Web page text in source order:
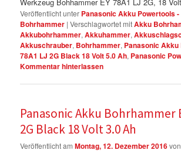
Veröffentlicht unter Panasonic Akku Powertools
Bohrhammer |Verschlagwortet mitAkku
Akkubohrhammer,Akkuhammer,
Akkuschrauber, Bohrhammer, Panasonic
78A1 LJ 2G Black 18 Volt 5.0 Ah, Panasonic
Kommentar hinterlassen
Panasonic Akku Bohrhammer
2G Black 18 Volt 3.0 Ah
Veröffentlicht amMontag, 12. Dezember 2016